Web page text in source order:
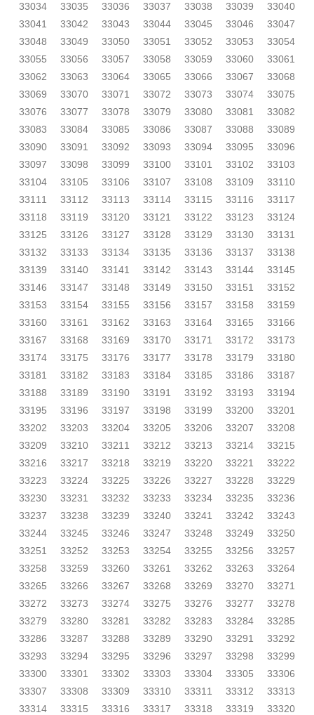
33034
33035 33036 33037 33038 33039
33040
33041
33042 33043 33044 33045 33046
33047
33048
33049 33050 33051 33052 33053
33054
33055
33056 33057 33058 33059 33060
33061
33062
33063 33064 33065 33066 33067
33068
33069
33070 33071 33072 33073 33074
33075
33076
33077 33078 33079 33080 33081
33082
33083
33084 33085 33086 33087 33088
33089
33090
33091 33092 33093 33094 33095
33096
33097
33098 33099 33100 33101 33102
33103
33104
33105 33106 33107 33108 33109
33110
33111
33112 33113 33114 33115 33116
33117
33118
33119 33120 33121 33122 33123
33124
33125
33126 33127 33128 33129 33130
33131
33132
33133 33134 33135 33136 33137
33138
33139
33140 33141 33142 33143 33144
33145
33146
33147 33148 33149 33150 33151
33152
33153
33154 33155 33156 33157 33158
33159
33160
33161 33162 33163 33164 33165
33166
33167
33168 33169 33170 33171 33172
33173
33174
33175 33176 33177 33178 33179
33180
33181
33182 33183 33184 33185 33186
33187
33188
33189 33190 33191 33192 33193
33194
33195
33196 33197 33198 33199 33200
33201
33202
33203 33204 33205 33206 33207
33208
33209
33210 33211 33212 33213 33214
33215
33216
33217 33218 33219 33220 33221
33222
33223
33224 33225 33226 33227 33228
33229
33230
33231 33232 33233 33234 33235
33236
33237
33238 33239 33240 33241 33242
33243
33244
33245 33246 33247 33248 33249
33250
33251
33252 33253 33254 33255 33256
33257
33258
33259 33260 33261 33262 33263
33264
33265
33266 33267 33268 33269 33270
33271
33272
33273 33274 33275 33276 33277
33278
33279
33280 33281 33282 33283 33284
33285
33286
33287 33288 33289 33290 33291
33292
33293
33294 33295 33296 33297 33298
33299
33300
33301 33302 33303 33304 33305
33306
33307
33308 33309 33310 33311 33312
33313
33314
33315 33316 33317 33318 33319
33320